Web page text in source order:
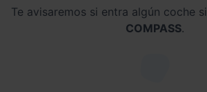
Te avisaremos si entra algún coche
COMPASS.